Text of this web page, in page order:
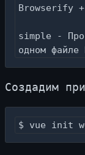
Browserify
simple -
одном файле
Со­зда­дим
$ vue init